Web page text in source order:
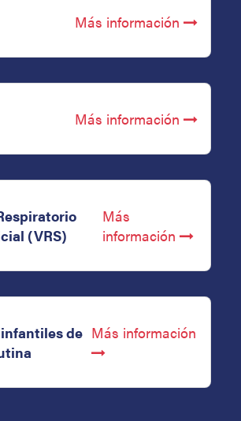
Más información
Más información
(VRS)
Más
información
de Más información